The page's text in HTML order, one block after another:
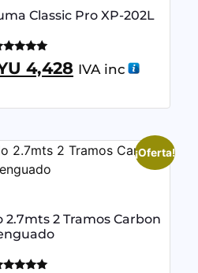
Classic Pro XP-202L
Valorado
con4,428 IVA inc
¡Oferta!
2.7mts 2 Tramos Carbon